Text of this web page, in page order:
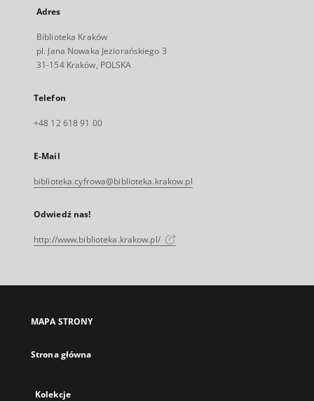
Adres
Biblioteka Kraków
pl. Jana Nowaka Jeziorańskiego 3
31-154 Kraków, POLSKA
Telefon
+48 12 618 91 00
E-Mail
biblioteka.cyfrowa@biblioteka.krakow.pl
Odwiedź nas!
http://www.biblioteka.krakow.pl/
MAPA STRONY
Strona główna
Kolekcje